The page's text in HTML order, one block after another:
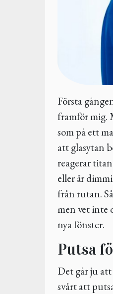
Första
framför mig.
som på ett
att glasytan
reagerar
eller är
från rutan.
men vet inte
nya fönster.
Putsa
Det går ju att
svårt att